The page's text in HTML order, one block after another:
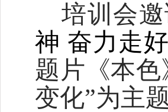
培训会
神 奋力走
题片《本
变化”为主